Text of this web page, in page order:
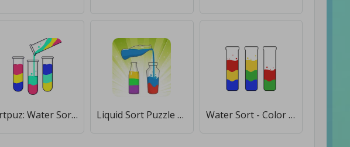
Sortpuz: Water Sort Puzzle Game [Мод меню] Liquid Sort Puzzle - Color Sort Puzzle [Много денег] Water Sort - Color Puzzle Game [Много монет]